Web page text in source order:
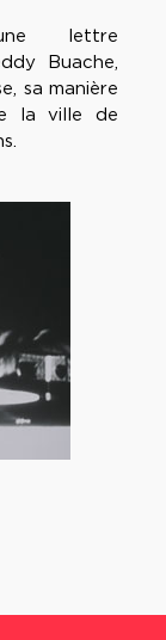
lettre
Buache,
sa manière
la ville de